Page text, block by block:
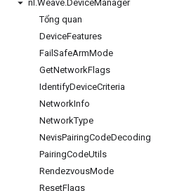
nl .Weave.DeviceManager
Tổng quan
DeviceFeatures
Fail SafeArmMode
GetNetworkFlags
IdentifyDeviceCriteria
NetworkInfo
NetworkType
NevisPairingCodeDecoding
PairingCodeUtils
RendezvousMode
ResetFlags